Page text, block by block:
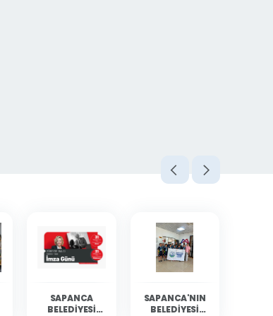
SAPANCA
BELEDIYESI
SAPANCA'NIN
BELEDIYESI